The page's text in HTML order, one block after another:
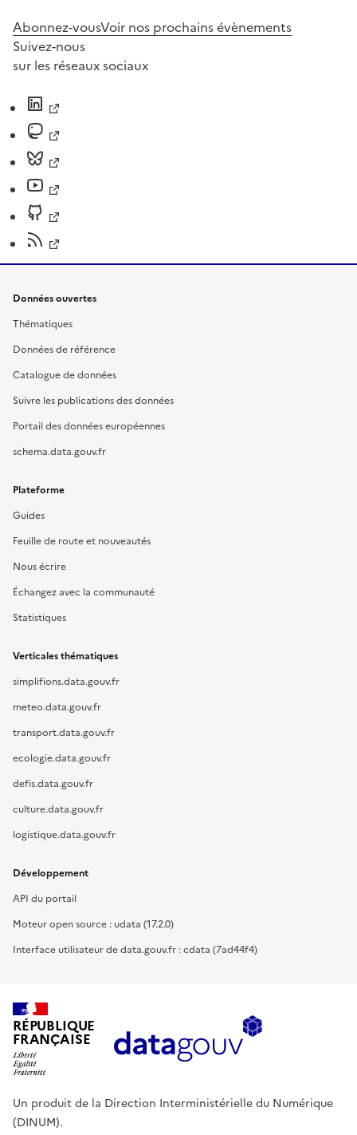
Abonnez-vousVoir nos prochains évènements
Suivez-nous
sur les réseaux sociaux
Données ouvertes
Thématiques
Données de référence
Catalogue de données
Suivre les publications des données
Portail des données européennes
schema.data.gouv.fr
Plateforme
Guides
Feuille de route et nouveautés
Nous écrire
Échangez avec la communauté
Statistiques
Verticales thématiques
simplifions.data.gouv.fr
meteo.data.gouv.fr
transport.data.gouv.fr
ecologie.data.gouv.fr
defis.data.gouv.fr
culture.data.gouv.fr
logistique.data.gouv.fr
Développement
API du portail
Moteur open source : udata (17.2.0)
Interface utilisateur de data.gouv.fr : cdata (7ad44f4)
RÉPUBLIQUE
FRANÇAISE
Un produit de la Direction Interministérielle du Numérique
(DINUM).